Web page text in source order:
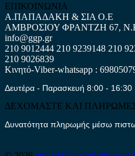
ΕΠΙΚΟΙΝΩΝΙΑ
Α.ΠΑΠΑΔΑΚΗ & ΣΙΑ Ο.Ε
ΑΜΒΡΟΣΙΟΥ ΦΡΑΝΤΖΗ 67,
info@ggp.gr
210 9012444 210 9239148 210
210 9026839
Κινητό-Viber-whatsapp :
Δευτέρα - Παρασκευή 8:00 - 16:30
ΔΕΧΟΜΑΣΤΕ ΚΑΙ
Δυνατότητα πληρωμής μέσω